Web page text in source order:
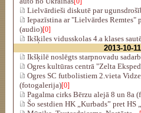
Lielvārdieši diskutē par
Iepazīstina ar "Lielvārdes Remtes"
(audio)[0]
Ikšķiles vidusskolas 4.a klases
2013-10-11
Ikšķilē noslēgts starpnovadu
Ogres kultūras centrā "Zelta
Ogres SC futbolistiem 2.vieta
(fotogalerija)[0]
Pagalma cirks Bērzu alejā 8 un 8a
Šo sestdien HK „Kurbads” pret HS